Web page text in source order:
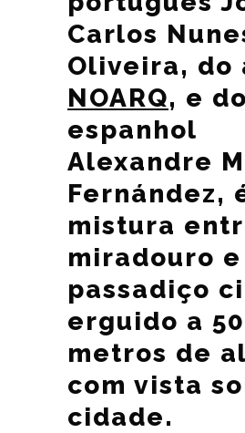
Carlos
Oliveira, do
NOARQ, e do
espanhol
Alexandre
Fernández,
mistura
miradouro e
passadiço
erguido a 50
metros de
com vista
cidade.